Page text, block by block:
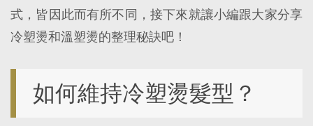
式，皆因此而有所不同，接下來就讓小編跟大家分享
冷塑燙和溫塑燙的整理秘訣吧！
如何維持冷塑燙髮型？